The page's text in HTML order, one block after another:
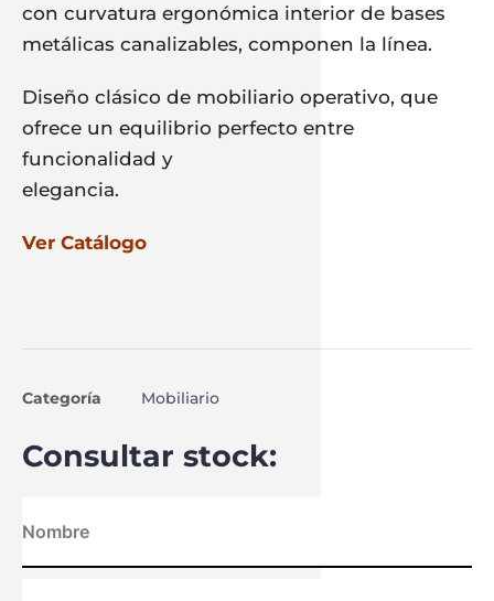
con curvatura ergonómica interior de bases
metálicas canalizables, componen la línea.
Diseño clásico de mobiliario operativo, que
ofrece un equilibrio perfecto entre
funcionalidad y
elegancia.
Ver Catálogo
Categoría Mobiliario
Consultar stock: